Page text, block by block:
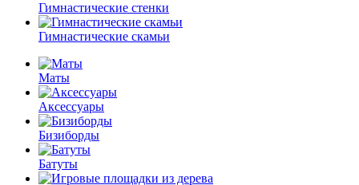
Гимнастические стенки
Гимнастические скамьи
Маты
Аксессуары
Бизиборды
Батуты